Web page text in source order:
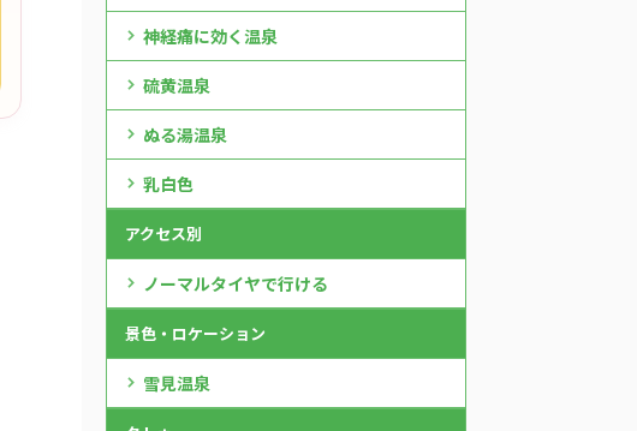
神経痛に効く温泉
硫黄温泉
ぬる湯温泉
乳白色
アクセス別
ノーマルタイヤで行ける
景色・ロケーション
雪見温泉